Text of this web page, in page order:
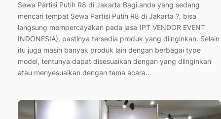
Sewa Partisi Putih R8 di Jakarta Bagi anda yang sedang
mencari tempat Sewa Partisi Putih R8 di Jakarta ?, bisa
langsung mempercayakan pada jasa (PT VENDOR EVENT
INDONESIA), pastinya tersedia produk yang diinginkan. Selain
itu juga masih banyak produk lain dengan berbagai type
model, tentunya dapat disesuaikan dengan yang diinginkan
atau menyesuaikan dengan tema acara…